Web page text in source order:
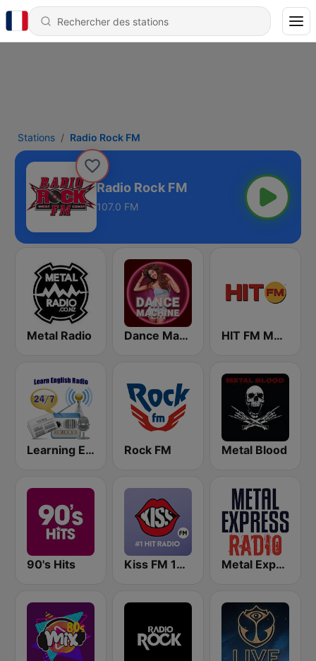
Stations Radio Rock FM
Radio Rock FM
107.0 FM
Metal Radio Dance Machine HIT FM Moldova
Learning English Rock FM Metal Blood
90's Hits Kiss FM 100.9 FM Metal Express